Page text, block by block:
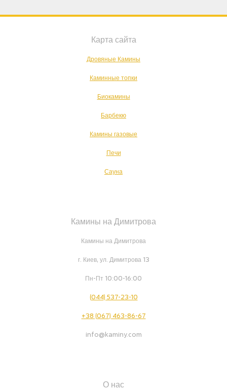
Карта сайта
Дровяные Камины
Каминные топки
Биокамины
Барбекю
Камины газовые
Печи
Сауна
Камины на Димитрова
Камины на Димитрова
г. Киев, ул. Димитрова 13
Пн-Пт 10:00-16:00
(044) 537-23-10
+38 (067) 463-86-67
info@kaminy.com
О нас